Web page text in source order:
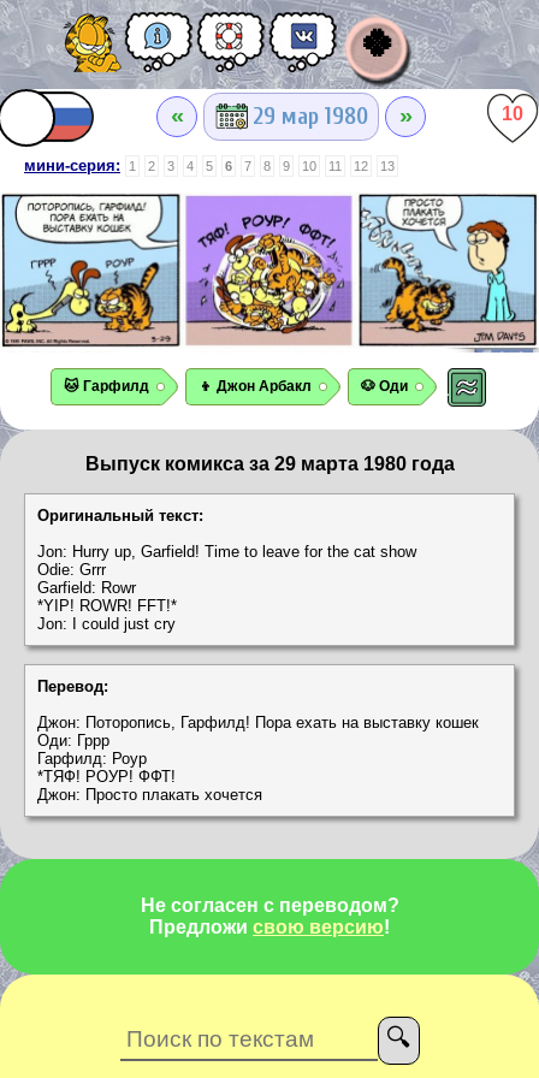
🍀
« 29 мар 1980 » 10
мини-серия: 1 2 3 4 5 6 7 8 9 10 11 12 13
🐱 Гарфилд 👦 Джон Арбакл 🐶 Оди
Выпуск комикса за 29 марта 1980 года
Оригинальный текст:
Jon: Hurry up, Garfield! Time to leave for the cat show
Odie: Grrr
Garfield: Rowr
*YIP! ROWR! FFT!*
Jon: I could just cry
Перевод:
Джон: Поторопись, Гарфилд! Пора ехать на выставку кошек
Оди: Гррр
Гарфилд: Роур
*ТЯФ! РОУР! ФФТ!
Джон: Просто плакать хочется
Не согласен с переводом?
Предложи свою версию!